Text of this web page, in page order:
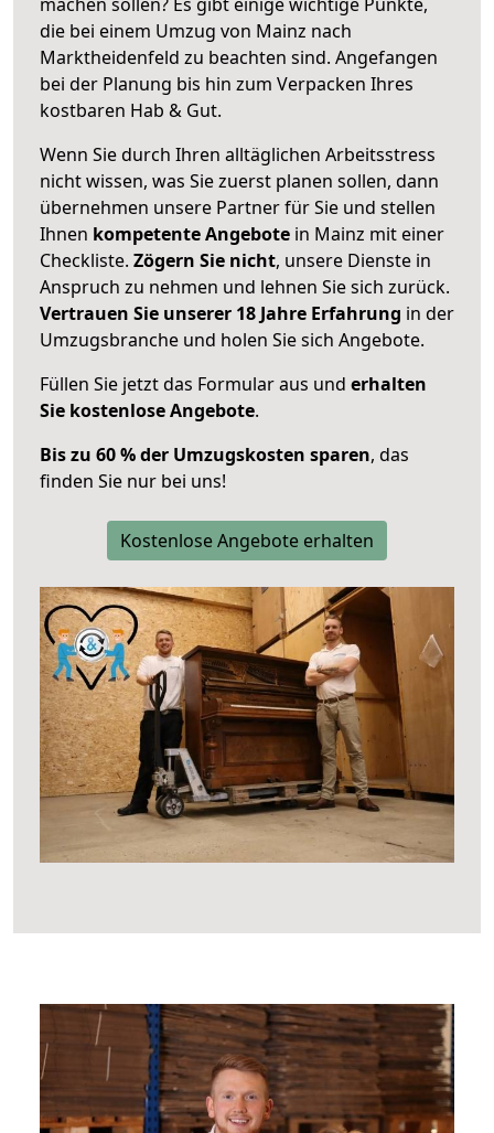
die bei einem Umzug von Mainz nach
Marktheidenfeld zu beachten sind. Angefangen
bei der Planung bis hin zum Verpacken Ihres
kostbaren Hab & Gut.
Wenn Sie durch Ihren alltäglichen Arbeitsstress
nicht wissen, was Sie zuerst planen sollen, dann
übernehmen unsere Partner für Sie und stellen
Ihnen kompetente Angebote in Mainz mit einer
Checkliste. Zögern Sie nicht, unsere Dienste in
Anspruch zu nehmen und lehnen Sie sich zurück.
Vertrauen Sie unserer 18 Jahre Erfahrung in der
Umzugsbranche und holen Sie sich Angebote.
Füllen Sie jetzt das Formular aus und erhalten
Sie kostenlose Angebote.
Bis zu 60 % der Umzugskosten sparen, das
finden Sie nur bei uns!
Kostenlose Angebote erhalten